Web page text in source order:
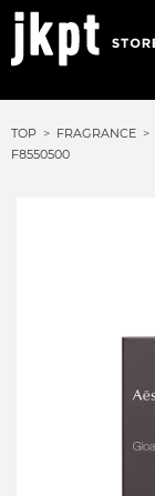
TOP FRAGRANCE
F8550500